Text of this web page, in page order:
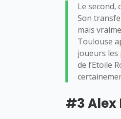
Le second,
Son
mais
Toulouse
joueurs les
de l’Etoile
#3 Alex